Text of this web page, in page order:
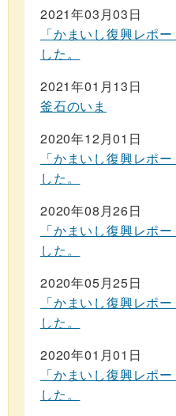
2021年03月03日
「かまいし復興レポ
した。
2021年01月13日
釜石のいま
2020年12月01日
「かまいし復興レポ
した。
2020年08月26日
「かまいし復興レポ
した。
2020年05月25日
「かまいし復興レポ
した。
2020年01月01日
「かまいし復興レポ
した。